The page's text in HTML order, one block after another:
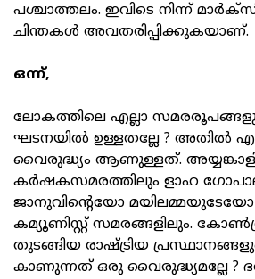
പശ്ചാത്തലം. ഇവിടെ നിന്ന്
ചിന്തകള്‍ അവതരിപ്പിക്കുകയാണ്.
ഒന്ന്,
ലോകത്തിലെ എല്ലാ
ഘടനയില്‍ ഉള്ളതല്ലേ ? അതില്‍
വൈരുദ്ധ്യം ആണുള്ളത്.
കര്‍ഷകസമരത്തിലും ളാഹ
ജാനുവിന്റെയോ
കമ്യൂണിസ്റ്റ് സമരങ്ങളിലും.
തുടങ്ങിയ രാഷ്ട്രിയ
കാണുന്നത് ഒരു വൈരുദ്ധ്യമല്ലേ ?